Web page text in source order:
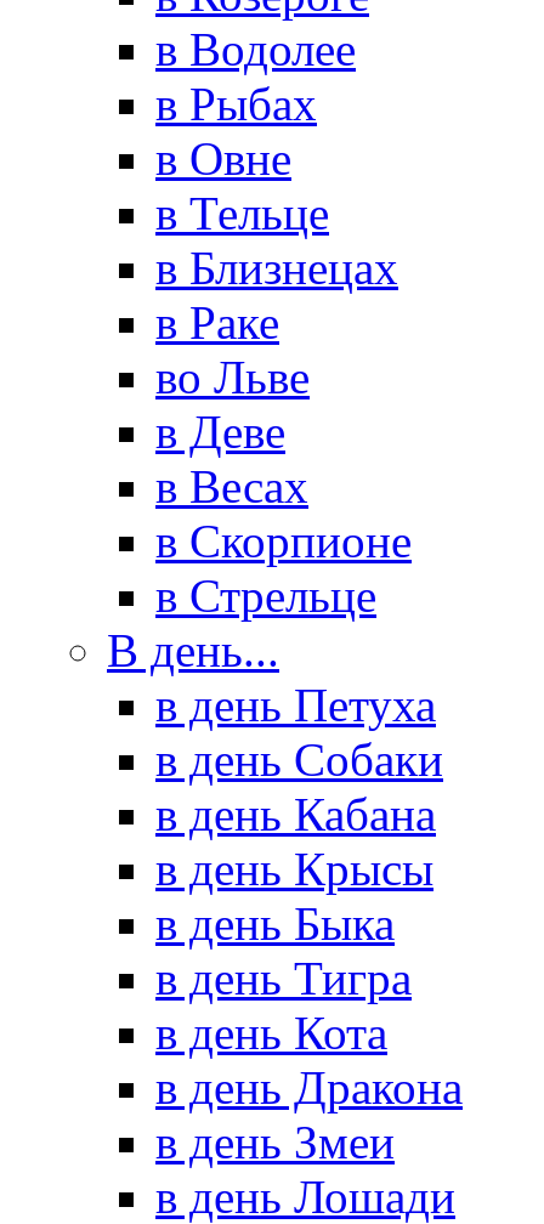
в Водолее
в Рыбах
в Овне
в Тельце
в Близнецах
в Раке
во Льве
в Деве
в Весах
в Скорпионе
в Стрельце
В день...
в день Петуха
в день Собаки
в день Кабана
в день Крысы
в день Быка
в день Тигра
в день Кота
в день Дракона
в день Змеи
в день Лошади